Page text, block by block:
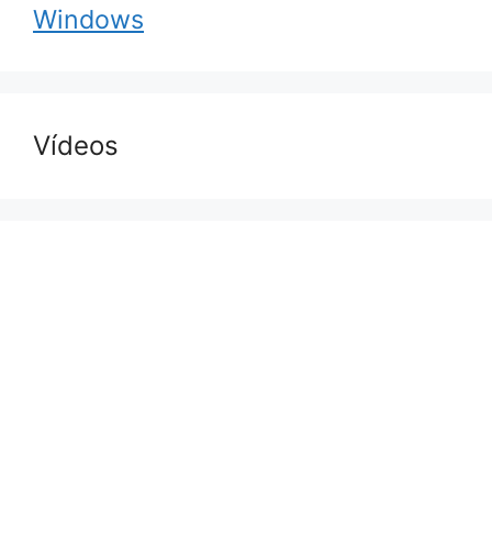
Windows
Vídeos